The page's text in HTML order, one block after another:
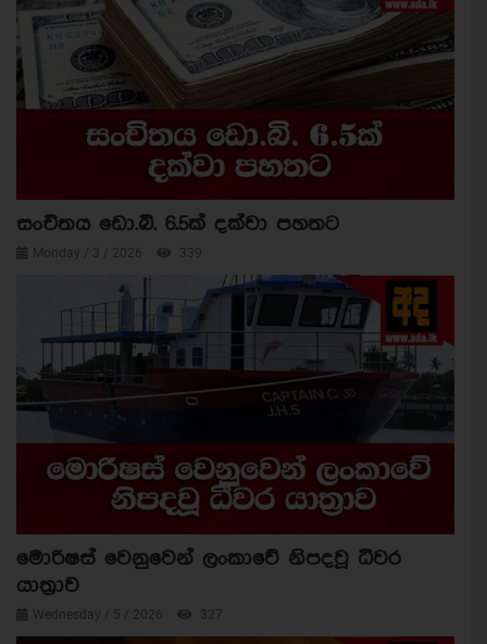
සංචිතය ඩො.බි. 6.5ක් දක්වා පහතට
Monday / 3 / 2026 339
මොරිෂස් වෙනුවෙන් ලංකාවේ නිපදවූ ධීවර
යාත්‍රාව
Wednesday / 5 / 2026 327